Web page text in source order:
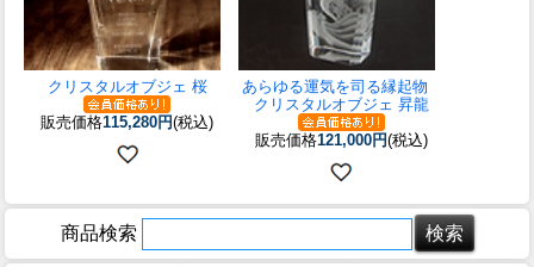
クリスタルオブジェ 桜
販売価格115,280円(税込)
あらゆる運気を司る縁起物
クリスタルオブジェ 昇龍
販売価格121,000円(税込)
商品検索